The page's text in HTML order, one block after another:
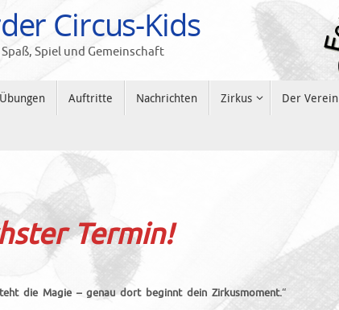
Circus-Kids
Spiel und Gemeinschaft
Übungen Auftritte Nachrichten Zirkus Der Verein
Termin!
die Magie – genau dort beginnt dein Zirkusmoment.“